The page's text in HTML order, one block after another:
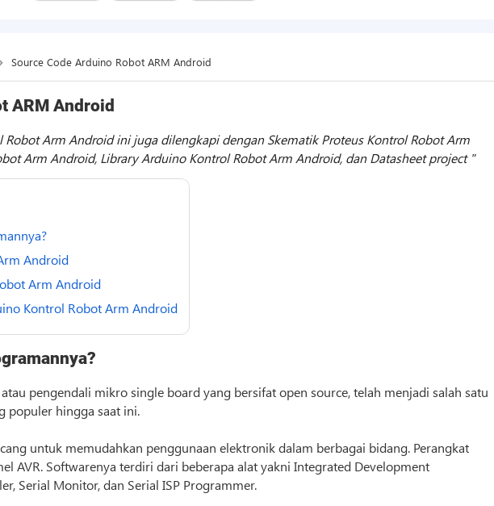
Source Code Arduino Robot ARM Android
ARM Android
Arm Android ini juga dilengkapi dengan Skematik Proteus Kontrol Robot Arm
Arm Android, Library Arduino Kontrol Robot Arm Android, dan Datasheet project
Android
Arm Android
Kontrol Robot Arm Android
pengendali mikro single board yang bersifat open source, telah menjadi salah satu
populer hingga saat ini.
untuk memudahkan penggunaan elektronik dalam berbagai bidang. Perangkat
AVR. Softwarenya terdiri dari beberapa alat yakni Integrated Development
Serial Monitor, dan Serial ISP Programmer.